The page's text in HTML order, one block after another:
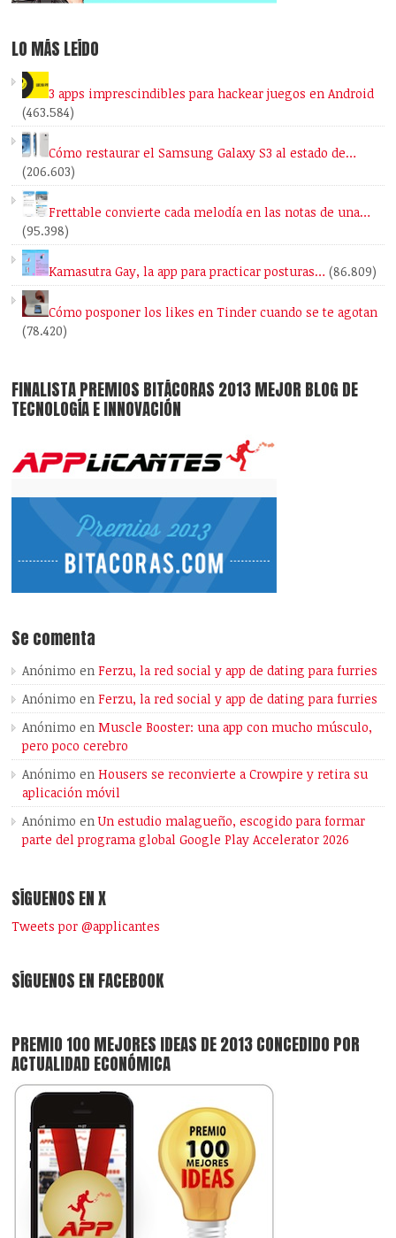
LO MÁS LEÍDO
3 apps imprescindibles para hackear juegos en Android
(463.584)
Cómo restaurar el Samsung Galaxy S3 al estado de…
(206.603)
Frettable convierte cada melodía en las notas de una…
(95.398)
Kamasutra Gay, la app para practicar posturas… (86.809)
Cómo posponer los likes en Tinder cuando se te agotan
(78.420)
FINALISTA PREMIOS BITÁCORAS 2013 MEJOR BLOG DE
TECNOLOGÍA E INNOVACIÓN
Se comenta
Anónimo enFerzu, la red social y app de dating para furries
Anónimo enFerzu, la red social y app de dating para furries
Anónimo enMuscle Booster: una app con mucho músculo,
pero poco cerebro
Anónimo enHousers se reconvierte a Crowpire y retira su
aplicación móvil
Anónimo enUn estudio malagueño, escogido para formar
parte del programa global Google Play Accelerator 2026
SÍGUENOS EN X
Tweets por @applicantes
SÍGUENOS EN FACEBOOK
PREMIO 100 MEJORES IDEAS DE 2013 CONCEDIDO POR
ACTUALIDAD ECONÓMICA